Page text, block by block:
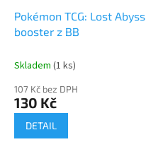
Pokémon TCG: Lost Abyss
booster z BB
Skladem (1 ks)
107 Kč bez DPH
130 Kč
DETAIL